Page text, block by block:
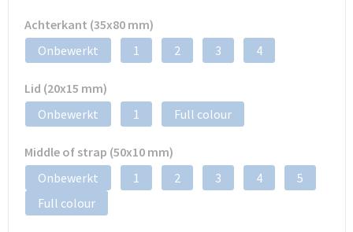
Achterkant (35x80 mm)
Onbewerkt
1 2 3 4
Lid (20x15 mm)
Onbewerkt
1 Full colour
Middle of strap (50x10 mm)
Onbewerkt
1 2 3 4
5
Full colour